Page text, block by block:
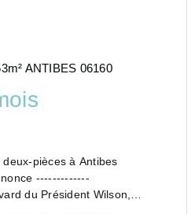
ANTIBES 06160
pièces à Antibes
-------------
du Président Wilson,